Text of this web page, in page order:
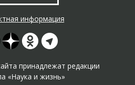
информация
принадлежат редакции
«Наука и жизнь»